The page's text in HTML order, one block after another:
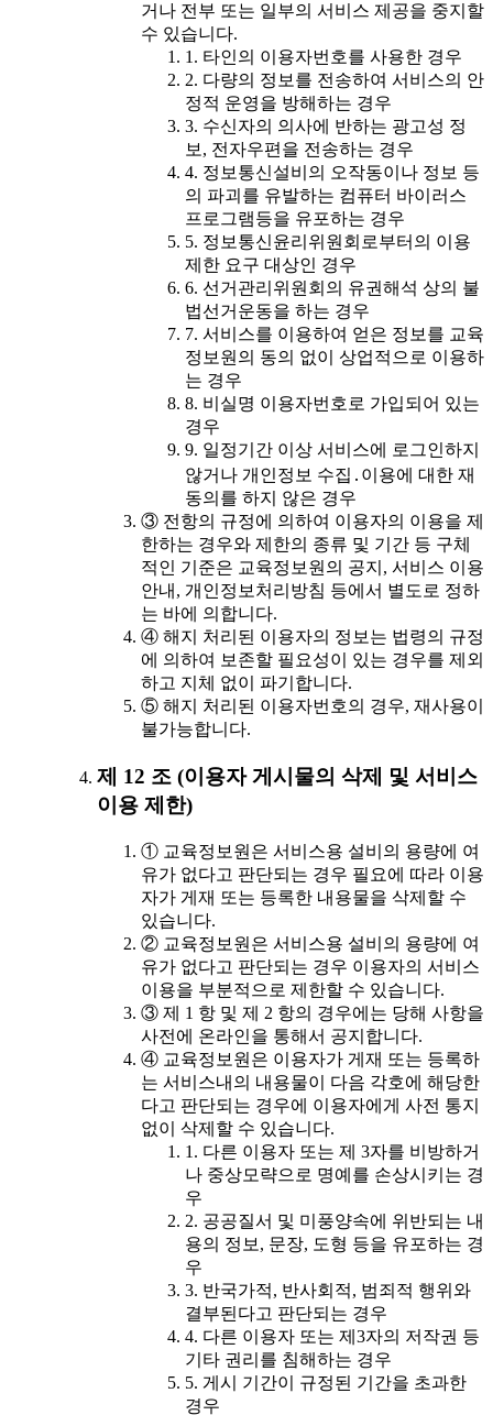
거나 전부 또는 일부의 서비스 제공을 중지할
수 있습니다.
1. 타인의 이용자번호를 사용한 경우
2. 다량의 정보를 전송하여 서비스의 안
정적 운영을 방해하는 경우
3. 수신자의 의사에 반하는 광고성 정
보, 전자우편을 전송하는 경우
4. 정보통신설비의 오작동이나 정보 등
의 파괴를 유발하는 컴퓨터 바이러스
프로그램등을 유포하는 경우
5. 정보통신윤리위원회로부터의 이용
제한 요구 대상인 경우
6. 선거관리위원회의 유권해석 상의 불
법선거운동을 하는 경우
7. 서비스를 이용하여 얻은 정보를 교육
정보원의 동의 없이 상업적으로 이용하
는 경우
8. 비실명 이용자번호로 가입되어 있는
경우
9. 일정기간 이상 서비스에 로그인하지
않거나 개인정보 수집․이용에 대한 재
동의를 하지 않은 경우
③ 전항의 규정에 의하여 이용자의 이용을 제
한하는 경우와 제한의 종류 및 기간 등 구체
적인 기준은 교육정보원의 공지, 서비스 이용
안내, 개인정보처리방침 등에서 별도로 정하
는 바에 의합니다.
④ 해지 처리된 이용자의 정보는 법령의 규정
에 의하여 보존할 필요성이 있는 경우를 제외
하고 지체 없이 파기합니다.
⑤ 해지 처리된 이용자번호의 경우, 재사용이
불가능합니다.
제 12 조 (이용자 게시물의 삭제 및 서비스
이용 제한)
① 교육정보원은 서비스용 설비의 용량에 여
유가 없다고 판단되는 경우 필요에 따라 이용
자가 게재 또는 등록한 내용물을 삭제할 수
있습니다.
② 교육정보원은 서비스용 설비의 용량에 여
유가 없다고 판단되는 경우 이용자의 서비스
이용을 부분적으로 제한할 수 있습니다.
③ 제 1 항 및 제 2 항의 경우에는 당해 사항을
사전에 온라인을 통해서 공지합니다.
④ 교육정보원은 이용자가 게재 또는 등록하
는 서비스내의 내용물이 다음 각호에 해당한
다고 판단되는 경우에 이용자에게 사전 통지
없이 삭제할 수 있습니다.
1. 다른 이용자 또는 제 3자를 비방하거
나 중상모략으로 명예를 손상시키는 경
우
2. 공공질서 및 미풍양속에 위반되는 내
용의 정보, 문장, 도형 등을 유포하는 경
우
3. 반국가적, 반사회적, 범죄적 행위와
결부된다고 판단되는 경우
4. 다른 이용자 또는 제3자의 저작권 등
기타 권리를 침해하는 경우
5. 게시 기간이 규정된 기간을 초과한
경우